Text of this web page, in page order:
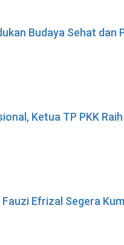
Budaya Sehat dan
Ketua TP PKK
Efrizal Segera